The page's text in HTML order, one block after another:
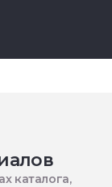
каталога,